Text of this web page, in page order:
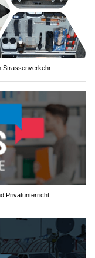
Strassenverkehr
Privatunterricht